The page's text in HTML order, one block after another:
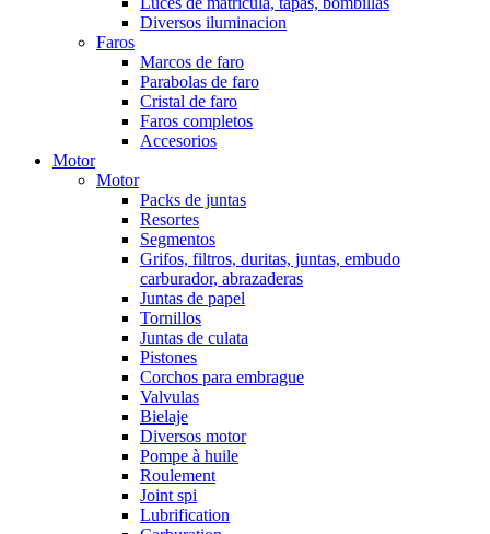
Diversos iluminacion
Faros
Marcos de faro
Parabolas de faro
Cristal de faro
Faros completos
Accesorios
Motor
Motor
Packs de juntas
Resortes
Segmentos
Grifos, filtros, duritas, juntas, embudo
carburador, abrazaderas
Juntas de papel
Tornillos
Juntas de culata
Pistones
Corchos para embrague
Valvulas
Bielaje
Diversos motor
Pompe à huile
Roulement
Joint spi
Lubrification